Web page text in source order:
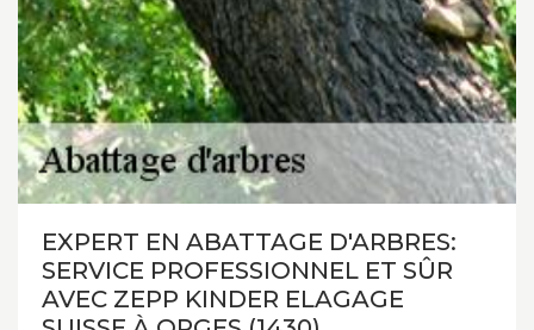
EXPERT EN ABATTAGE D'ARBRES:
SERVICE PROFESSIONNEL ET SÛR
AVEC ZEPP KINDER ELAGAGE